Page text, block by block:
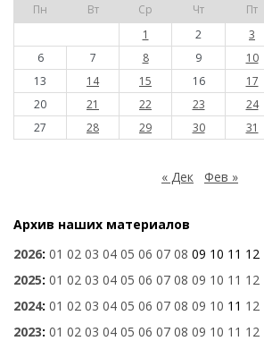
Пн Вт Ср Чт Пт
1
2 3
6
7 8 9 10
13
14 15 16 17
20
21 22 23 24
27
28 29 30 31
« Дек Фев »
Архив наших материалов
2026: 01 02 03 04 05 06 07 08 09 10 11 12
2025: 01 02 03 04 05 06 07 08 09 10 11 12
2024: 01 02 03 04 05 06 07 08 09 10 11 12
2023: 01 02 03 04 05 06 07 08 09 10 11 12